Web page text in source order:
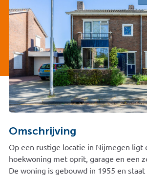
Omschrijving
Op een rustige locatie in Nijmegen ligt
hoekwoning met oprit, garage en een
De woning is gebouwd in 1955 en